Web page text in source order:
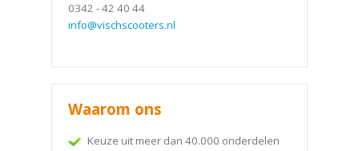
0342 - 42 40 44
info@vischscooters.nl
Waarom ons
Keuze uit meer dan 40.000 onderdelen